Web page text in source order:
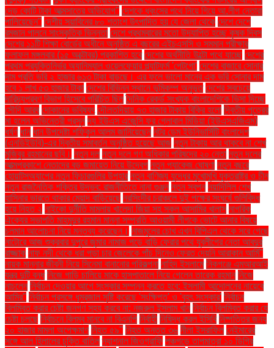
দেড় কোটি টাকা আত্মসাতের অভিযোগ" দেশকে ধ্বংসের পথে নিয়ে গিয়ে আ.লীগ নেতারা
পালিয়েছেন" দেশীয় সয়াবিনের ৮০ শতাংশ উৎপাদিত হয় যে জেলা থেকে দেশে দেশে
রমজান পালনে সাংস্কৃতিক ভিন্নতা দেশে প্রথমবারের মতো উদযাপিত হচ্ছে কৃষক দিবস
দেশের ১১টি শিক্ষা বোর্ডের অধীনে অনুষ্ঠিত এ বছরের এইচএসসি ও সমমান পরীক্ষার
ফলাফল মঙ্গলবার (১৫ অক্টোবর) প্রকাশিত হবে দেশের অর্থনীতি উল্টো পথে যাচ্ছে দেশের
প্রথম প্রযুক্তিনির্ভর অ্যানিম্যাল ওয়েলফেয়ার প্ল্যাটফর্ম 'পেটগো' দেশের বাজারে সোনার
দাম প্রতি ভরি ২ হাজার ৬১৩ টাকা বাড়ছে। এর ফলে ভালো মানের এক ভরি সোনার দাম
হবে ১ লাখ ৫৩ হাজার টাকা দেশের বিভিন্ন স্থানে ভূমিকম্প অনুভূত দেশের সবচেয়ে
দারিদ্র্যপ্রবণ বিভাগ হিসেবে পরিচিত ছিল দৈনিক রেকর্ড সংখ্যক বাংলাদেশিকে ভিসা দিচ্ছে
সৌদি আরব দোকানের ভবিষ্যৎ দৌলতদিয়ায় ৭৩ হাজার টাকায় বিক্রি হলো দ্বিতীয় পুত্রের
মা হলেন অভিনেত্রী প্রসূন দ্য ইউএস এজেন্সি ফর গ্লোবাল মিডিয়া (ইউএসএজিএম)
ধর্ষণ ধান ধান উপদেষ্টা শফিকুল আলম জানিয়েছেন নটর ডেম ইউনিভার্সিটি বাংলাদেশ
(এনডিইউবি)-এর দ্বিতীয় সমাবর্তন অনুষ্ঠিত হয়েছে আজ নতুন টাকায় আর থাকবে না শেখ
মুজিবুর রহমানের ছবি। নতুন দল নতুন দলে গণ অধিকার পরিষদের ২০ নেতা নতুন দলের
আত্মপ্রকাশে নেতাদের বড় জমায়েত নিয়ে উদ্বেগ নতুন প্যাকেজ ঘোষণা নতুন বছরে
হোয়াটসঅ্যাপের নতুন ফিচারগুলির উপহার নতুন বাণিজ্য যুদ্ধের মুখোমুখি যুক্তরাষ্ট্র ও চীন
নতুন রাজনৈতিক শক্তির উদ্ভব: রাজনীতিতে নানা গুঞ্জন নতুন স্বপ্ন নয়াদিল্লি শেখ
হাসিনার ভারতে থাকার মেয়াদ বাড়িয়েছে নরসিংদীর চরাঞ্চলে দুই পক্ষের সংঘর্ষে গুলিবিদ্ধ
হয়ে নিহত ২ নাইকো দুর্নীতি মামলায় খালেদা জিয়া সহ সকল আসামির খালাস নাগরিক
ঐক্যের সভাপতি মাহমুদুর রহমান মান্না সম্প্রতি আওয়ামী লীগকে ভোটে আনার বিষয়ে
চলমান আলোচনা নিয়ে মন্তব্য করেছেন। নাজমুলের চোখ এখন বিপিএল থেকে সরে গেছে
নাটোরে আজ শুক্রবার দুপুরে জুমার নামাজ পড়ে বাড়ি ফেরার পথে যুবলীগের নেতা আবদুর
রাজ্জাক নাফ নদী থেকে ধরা পড়া চার জেলেকে পাঁচ দিনেও ফেরত দেয়নি আরাকান আর্মি"
নায়ক মান্নার জীবনী নিয়ে সিনেমা বানানোর পরিকল্পনা নাহিদ ইসলামে নিকগঞ্জে এমআরআই
যন্ত্র দুটি বন্ধ নিজে গাড়ি চালিয়ে মাকে হাসপাতালে নিয়ে গেলেন তারেক রহমান নিজে
নাচলেন নির্বাচন দেওয়ার আগে সংস্কার সম্পন্ন করতে হবে: ইসলামী আন্দোলনের নায়েবে
আমির" নির্বাচন প্রসঙ্গে ধূম্রজাল সৃষ্টি করেছে 'সংক্ষিপ্ত' ও 'বৃহৎ সংস্কার' নির্বাচন
বিলম্বিত করার চেষ্টা জনগণ সহ্য করবে না: নজরুল ইসলাম খান নির্বাচন বিলম্বিত করার যে
চেষ্টা চলছে নির্বাচনে বিলম্ব মানবে না বিএনপি নির্বাহী নিষিদ্ধ করল ইসিবি নিষ্পত্তির জন্য
২০ হাজার মামলা অপেক্ষমাণ নিহত ৫৯" নিহত অন্তত ৩৬ নীলা ইসরাফিল নেইমারের
সঙ্গে আল হিলালের চুক্তি বাতিল ন্যাশনাল জিওগ্রাফি পঞ্চগড়ে তাপমাত্রা ১০ ডিগ্রি